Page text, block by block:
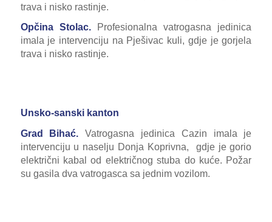
trava i nisko rastinje.
Opčina Stolac.
Profesionalna vatrogasna jedinica
imala je intervenciju na Pješivac kuli, gdje je gorjela
trava i nisko rastinje.
Unsko-sanski kanton
Grad Bihać.Vatrogasna jedinica Cazin imala je
intervenciju u naselju Donja Koprivna, gdje je gorio
električni kabal od električnog stuba do kuće. Požar
su gasila dva vatrogasca sa jednim vozilom.